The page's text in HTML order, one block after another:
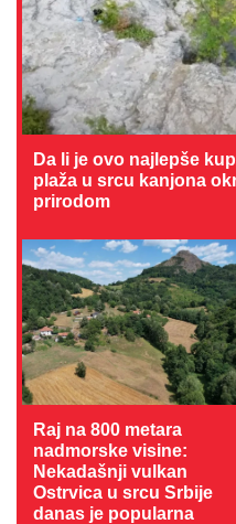
Da li je ovo najlepše
plaža u srcu kanjona
prirodom
Raj na 800 metara
nadmorske visine:
Nekadašnji vulkan
Ostrvica u srcu Srbije
danas je popularna